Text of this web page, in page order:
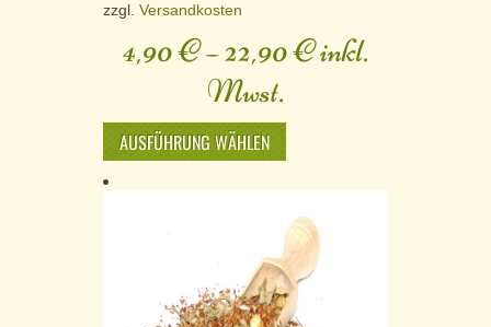
zzgl. Versandkosten
4,90€–22,90€inkl.
Mwst.
AUSFÜHRUNG WÄHLEN